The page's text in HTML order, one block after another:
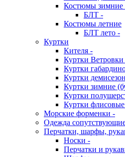
Костюмы зимние
БЛТ -
Костюмы летние
БЛТ лето -
Куртки
Кителя -
Куртки Ветровки
Куртки
Куртки
Куртки зимние
Куртки
Куртки
Морские форменки -
Одежда
Перчатки, шарфы,
Носки -
Перчатки и